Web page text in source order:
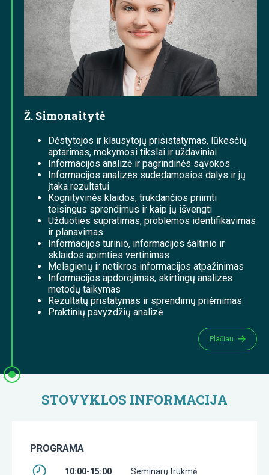
Ž. Simonaitytė
Dėstytojos ir klausytojų prisistatymas, lūkesčių
aptarimas, mokymosi tikslai ir uždaviniai
Informacijos analizė ir pagrindinės sąvokos
Informacijos analizės sudedamosios dalys ir jų
įtaka rezultatui
Kognityvinės klaidos, trukdančios priimti
teisingus sprendimus ir kaip jų išvengti
Užduoties supratimas, problemos identifikavimas
ir planavimas
Informacijos turinio, informacijos šaltinio ir
sklaidos apimties vertinimas
Melagienų ir netikros informacijos atpažinimas
Informacijos apdorojimas, skirtingų analizės
metodų taikymas
Rezultatų pristatymas ir sprendimų priėmimas
Praktinių pavyzdžių analizė
Plačiau
STOVYKLOS INFORMACIJA
PROGRAMA
10:00-15:00 Seminarų trukmė